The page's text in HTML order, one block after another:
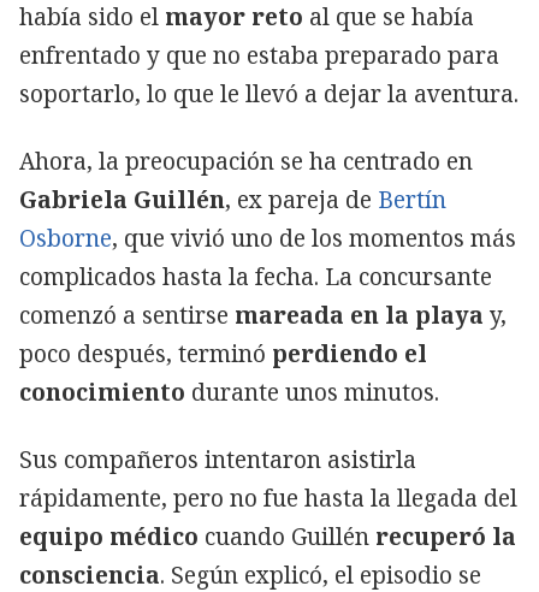
había sido el mayor reto al que se había
enfrentado y que no estaba preparado para
soportarlo, lo que le llevó a dejar la aventura.
Ahora, la preocupación se ha centrado en
Gabriela Guillén, ex pareja de Bertín
Osborne, que vivió uno de los momentos más
complicados hasta la fecha. La concursante
comenzó a sentirse mareada en la playa y,
poco después, terminó perdiendo el
conocimiento durante unos minutos.
Sus compañeros intentaron asistirla
rápidamente, pero no fue hasta la llegada del
equipo médico cuando Guillén recuperó la
consciencia. Según explicó, el episodio se